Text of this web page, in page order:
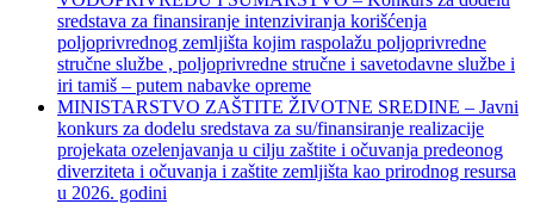
sredstava za finansiranje intenziviranja korišćenja
poljoprivrednog zemljišta kojim raspolažu poljoprivredne
stručne službe , poljoprivredne stručne i savetodavne službe i
iri tamiš ‒ putem nabavke opreme
MINISTARSTVO ZAŠTITE ŽIVOTNE SREDINE – Javni
konkurs za dodelu sredstava za su/finansiranje realizacije
projekata ozelenjavanja u cilju zaštite i očuvanja predeonog
diverziteta i očuvanja i zaštite zemljišta kao prirodnog resursa
u 2026. godini